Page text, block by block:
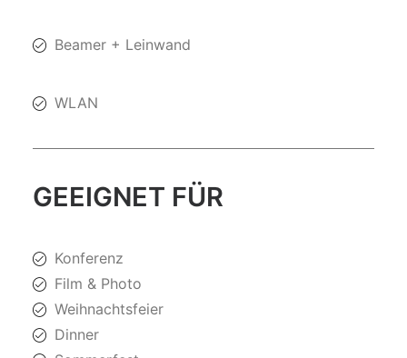
Beamer + Leinwand
WLAN
GEEIGNET FÜR
Konferenz
Film & Photo
Weihnachtsfeier
Dinner